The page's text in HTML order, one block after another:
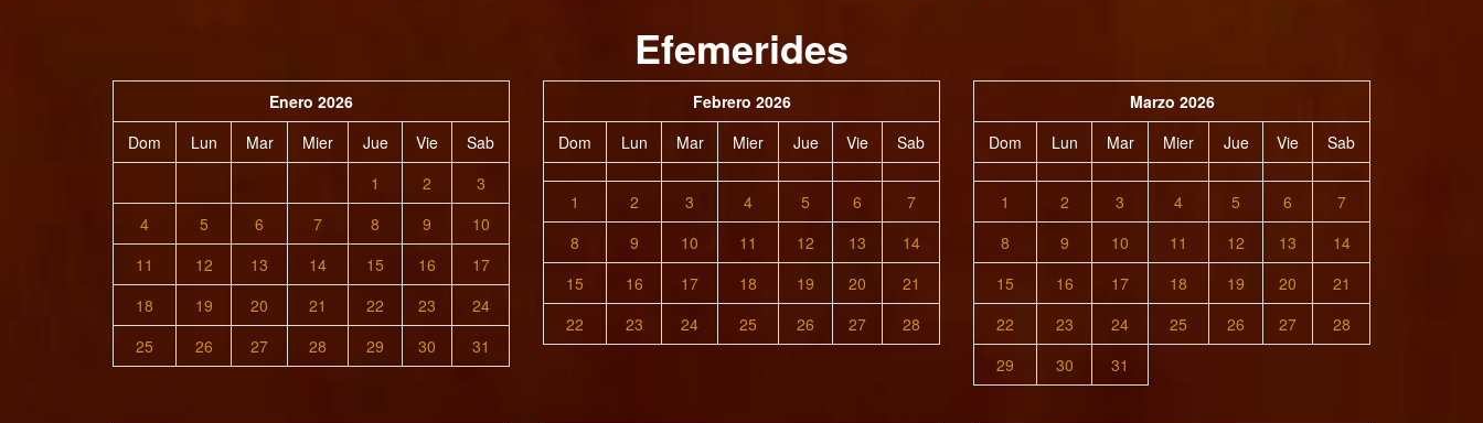
Efemerides
Enero 2026
Dom
Lun Mar Mier Jue Vie
Sab
1
2
3
4
5 6 7 8 9
10
11
12 13 14 15 16
17
18
19 20 21 22 23
24
25
26 27 28 29 30 31
Febrero 2026
Dom
Lun Mar Mier Jue Vie Sab
1 2 3 4 5 6
7
8
9 10 11 12 13
14
15
16 17 18 19 20
21
22
23 24 25 26 27 28
Marzo 2026
Dom
Lun Mar Mier Jue Vie Sab
1 2 3 4 5 6
7
8
9 10 11 12 13
14
15
16 17 18 19 20
21
22
23 24 25 26 27
28
29
30 31